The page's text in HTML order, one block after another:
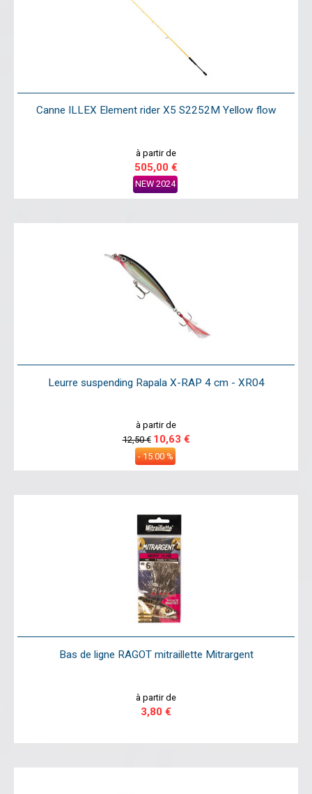
Canne ILLEX Element rider X5 S2252M Yellow flow
à partir de
505,00 €
NEW 2024
Leurre suspending Rapala X-RAP 4 cm - XR04
à partir de
12,50 € 10,63 €
- 15.00 %
Bas de ligne RAGOT mitraillette Mitrargent
à partir de
3,80 €